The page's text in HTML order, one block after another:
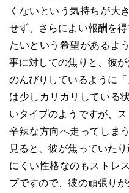
くないという気持ちが大
せず、さらによい報酬を
たいという希望があるよ
事に対しての焦りと、彼
のんびりしているように
は少しカリカリしている
いタイプのようですが、
辛辣な方向へ走ってしま
見ると、彼が焦っていた
にくい性格なのもストレ
プですので、彼の頑張り